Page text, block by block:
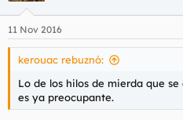
11 Nov 2016
kerouac rebuznó:
Lo de los hilos de mierda que
es ya preocupante.